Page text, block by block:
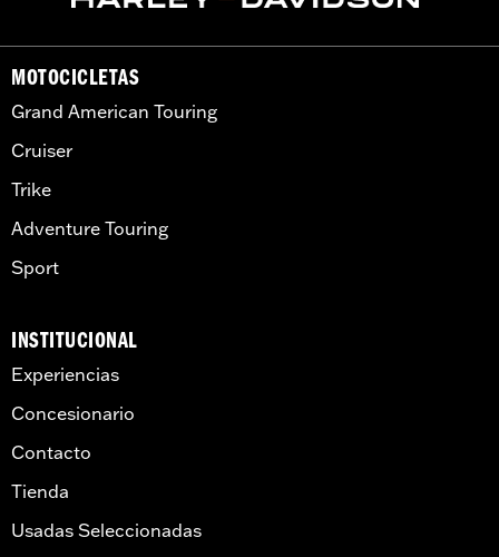
MOTOCICLETAS
Grand American Touring
Cruiser
Trike
Adventure Touring
Sport
INSTITUCIONAL
Experiencias
Concesionario
Contacto
Tienda
Usadas Seleccionadas